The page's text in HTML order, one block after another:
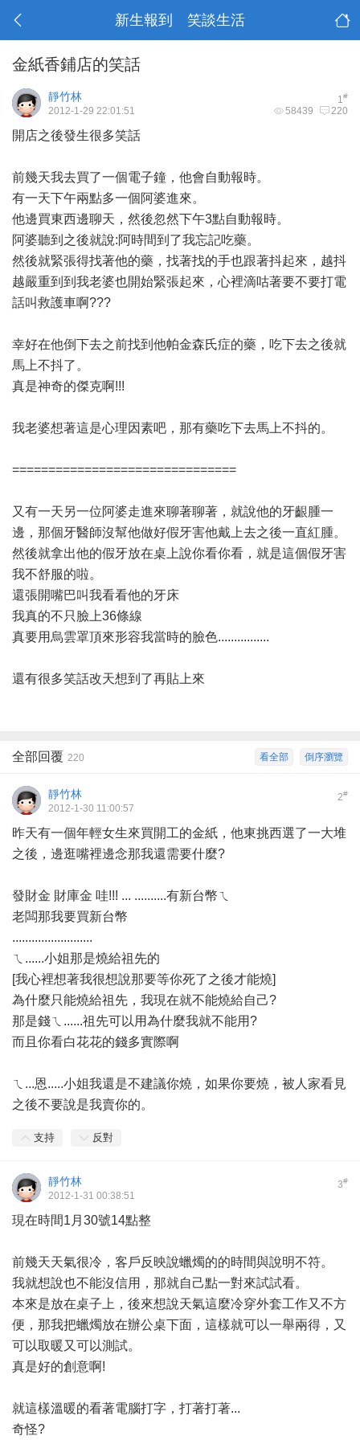
新生報到 笑談生活
金紙香鋪店的笑話
1#
靜竹林
58439 220
2012-1-29 22:01:51
開店之後發生很多笑話
前幾天我去買了一個電子鐘，他會自動報時。
有一天下午兩點多一個阿婆進來。
他邊買東西邊聊天，然後忽然下午3點自動報時。
阿婆聽到之後就說:阿時間到了我忘記吃藥。
然後就緊張得找著他的藥，找著找的手也跟著抖起來，越抖
越嚴重到到我老婆也開始緊張起來，心裡滴咕著要不要打電
話叫救護車啊???
幸好在他倒下去之前找到他帕金森氏症的藥，吃下去之後就
馬上不抖了。
真是神奇的傑克啊!!!
我老婆想著這是心理因素吧，那有藥吃下去馬上不抖的。
===============================
又有一天另一位阿婆走進來聊著聊著，就說他的牙齦腫一
邊，那個牙醫師沒幫他做好假牙害他戴上去之後一直紅腫。
然後就拿出他的假牙放在桌上說你看你看，就是這個假牙害
我不舒服的啦。
還張開嘴巴叫我看看他的牙床
我真的不只臉上36條線
真要用烏雲罩頂來形容我當時的臉色................
還有很多笑話改天想到了再貼上來
倒序瀏覽
看全部
全部回覆 220
2#
靜竹林
2012-1-30 11:00:57
昨天有一個年輕女生來買開工的金紙，他東挑西選了一大堆
之後，邊逛嘴裡邊念那我還需要什麼?
發財金 財庫金 哇!!! ... ..........有新台幣ㄟ
老闆那我要買新台幣
.........................
ㄟ......小姐那是燒給祖先的
[我心裡想著我很想說那要等你死了之後才能燒]
為什麼只能燒給祖先，我現在就不能燒給自己?
那是錢ㄟ......祖先可以用為什麼我就不能用?
而且你看白花花的錢多實際啊
ㄟ...恩.....小姐我還是不建議你燒，如果你要燒，被人家看見
之後不要說是我賣你的。
支持 反對
3#
靜竹林
2012-1-31 00:38:51
現在時間1月30號14點整
前幾天天氣很冷，客戶反映說蠟燭的的時間與說明不符。
我就想說也不能沒信用，那就自己點一對來試試看。
本來是放在桌子上，後來想說天氣這麼冷穿外套工作又不方
便，那我把蠟燭放在辦公桌下面，這樣就可以一舉兩得，又
可以取暖又可以測試。
真是好的創意啊!
就這樣溫暖的看著電腦打字，打著打著...
奇怪?